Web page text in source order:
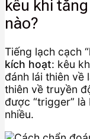
kêu khi
nào?
Tiếng lạch cạch
kích hoạt: kêu
đánh lái thiên
thiên về truyền
được “trigger”
nhiều.